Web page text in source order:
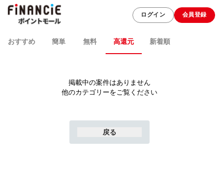
ログイン 会員登録
おすすめ 簡単 無料 高還元 新着順
掲載中の案件はありません
他のカテゴリーをご覧ください
戻る